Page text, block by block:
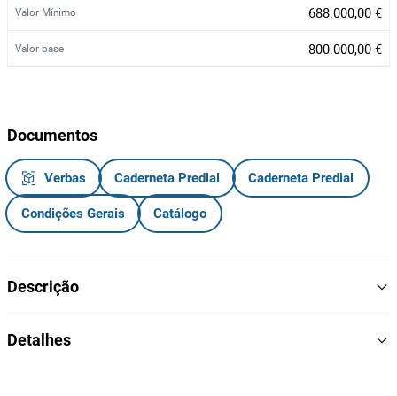
Valor Mínimo 688.000,00 €
Valor base 800.000,00 €
Documentos
Verbas Caderneta Predial Caderneta Predial
Condições Gerais Catálogo
Descrição
Alentejo!
Detalhes